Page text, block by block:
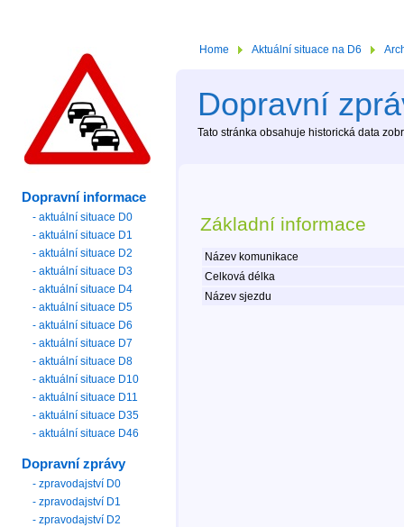
Home Aktuální situace na D6
Dopravní
Tato stránka obsahuje historická data
Základní informace
Název komunikace
Celková délka
Název sjezdu
Dopravní informace
- aktuální situace D0
- aktuální situace D1
- aktuální situace D2
- aktuální situace D3
- aktuální situace D4
- aktuální situace D5
- aktuální situace D6
- aktuální situace D7
- aktuální situace D8
- aktuální situace D10
- aktuální situace D11
- aktuální situace D35
- aktuální situace D46
Dopravní zprávy
- zpravodajství D0
- zpravodajství D1
- zpravodajství D2